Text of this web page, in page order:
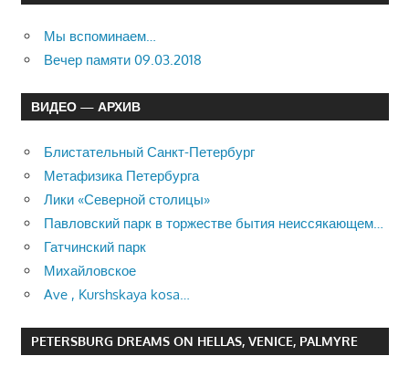
Мы вспоминаем…
Вечер памяти 09.03.2018
ВИДЕО — АРХИВ
Блистательный Санкт-Петербург
Метафизика Петербурга
Лики «Северной столицы»
Павловский парк в торжестве бытия неиссякающем…
Гатчинский парк
Михайловское
Ave , Kurshskaya kosa…
PETERSBURG DREAMS ON HELLAS, VENICE, PALMYRE